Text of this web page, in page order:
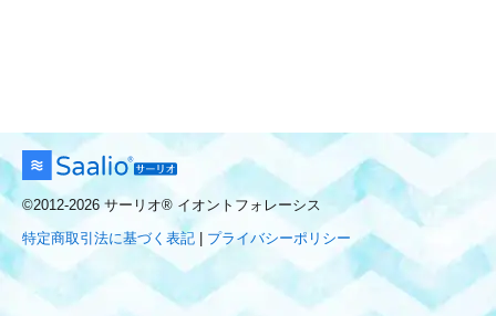
©2012-2026 サーリオ® イオントフォレーシス
特定商取引法に基づく表記
プライバシーポリシー